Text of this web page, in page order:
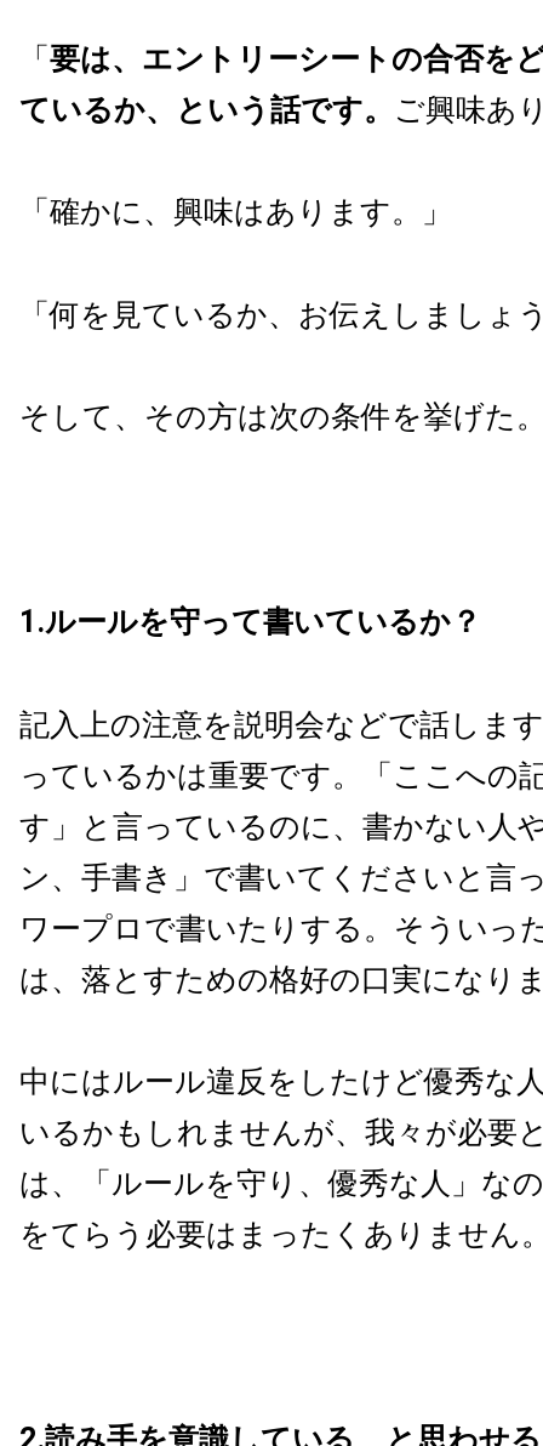
「 要は、エントリーシートの合否を
ているか、という話です。
ご興味あ
「確かに、興味はあります。」
「何を見ているか、お伝えしましょ
そして、その方は次の条件を挙げた
1.ルールを守って書いているか？
記入上の注意を説明会などで話しま
っているかは重要です。「ここへの
す」と言っているのに、書かない人
ン、手書き」で書いてくださいと言
ワープロで書いたりする。そういっ
は、落とすための格好の口実になり
中にはルール違反をしたけど優秀な
いるかもしれませんが、我々が必要
は、「ルールを守り、優秀な人」な
をてらう必要はまったくありません